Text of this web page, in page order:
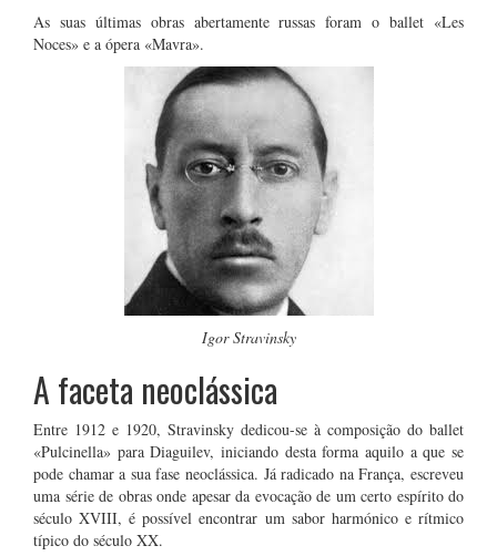
As suas últimas obras abertamente russas foram o ballet «Les
Noces» e a ópera «Mavra».
Igor Stravinsky
A faceta neoclássica
Entre 1912 e 1920, Stravinsky dedicou-se à composição do ballet
«Pulcinella» para Diaguilev, iniciando desta forma aquilo a que se
pode chamar a sua fase neoclássica. Já radicado na França, escreveu
uma série de obras onde apesar da evocação de um certo espírito do
século XVIII, é possível encontrar um sabor harmónico e rítmico
típico do século XX.